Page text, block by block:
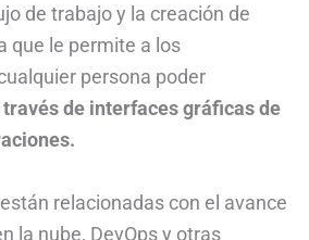
de trabajo y la creación de
que le permite a los
persona poder
de interfaces gráficas de
relacionadas con el avance
la nube, DevOps y otras